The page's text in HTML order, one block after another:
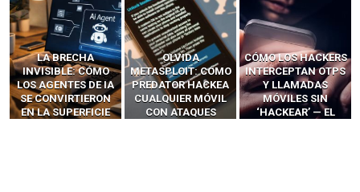
LA BRECHA
INVISIBLE: CÓMO
LOS AGENTES DE IA
SE CONVIRTIERON
EN LA SUPERFICIE
OLVIDA
METASPLOIT: CÓMO
PREDATOR HACKEA
CUALQUIER MÓVIL
CON ATAQUES
CÓMO LOS HACKERS
INTERCEPTAN OTPS
Y LLAMADAS
MÓVILES SIN
‘HACKEAR’ — EL